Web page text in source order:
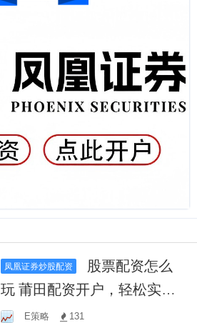
凤凰证券炒股配资
玩 莆田配资开户，轻松实现
资金增值，开启您的财富增
E策略 131